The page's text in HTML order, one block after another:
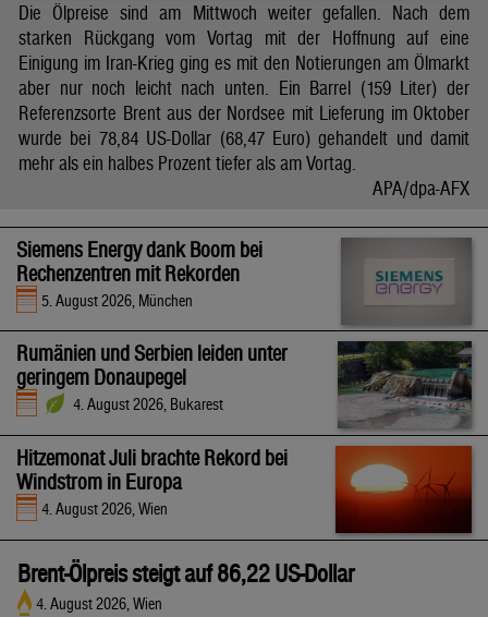
Die Ölpreise sind am Mittwoch weiter gefallen. Nach dem
starken Rückgang vom Vortag mit der Hoffnung auf eine
Einigung im Iran-Krieg ging es mit den Notierungen am Ölmarkt
aber nur noch leicht nach unten. Ein Barrel (159 Liter) der
Referenzsorte Brent aus der Nordsee mit Lieferung im Oktober
wurde bei 78,84 US-Dollar (68,47 Euro) gehandelt und damit
mehr als ein halbes Prozent tiefer als am Vortag.
APA/dpa-AFX
Siemens Energy dank Boom bei
Rechenzentren mit Rekorden
5. August 2026, München
Rumänien und Serbien leiden unter
geringem Donaupegel
4. August 2026, Bukarest
Hitzemonat Juli brachte Rekord bei
Windstrom in Europa
4. August 2026, Wien
Brent-Ölpreis steigt auf 86,22 US-Dollar
4. August 2026, Wien